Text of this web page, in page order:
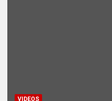
VIDEOS